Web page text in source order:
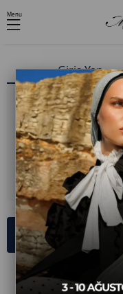
Menu
Giriş Yap
E-posta
Şifre